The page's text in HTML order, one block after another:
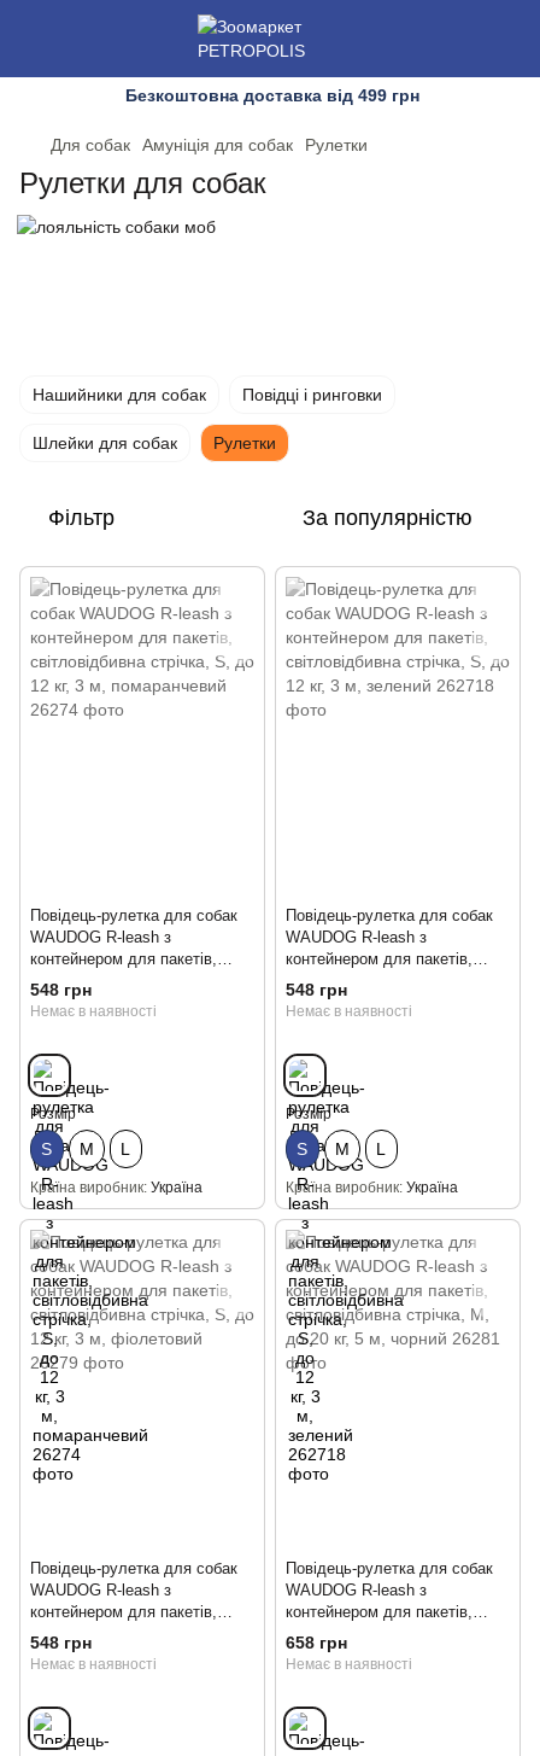
Безкоштовна доставка від 499 грн
Для собак Амуніція для собак Рулетки
Рулетки для собак
Нашийники для собак Повідці і ринговки
Шлейки для собак Рулетки
Фільтр За популярністю
Повідець-рулетка для собак
WAUDOG R-leash з
контейнером для пакетів,
світловідбивна стрічка, S, до
12 кг, 3 м, помаранчевий
548 грн
Немає в наявності
Розмір
S М L
Країна виробник Україна
Повідець-рулетка для собак
WAUDOG R-leash з
контейнером для пакетів,
світловідбивна стрічка, S, до
12 кг, 3 м, зелений
548 грн
Немає в наявності
Розмір
S М L
Країна виробник Україна
Повідець-рулетка для собак
WAUDOG R-leash з
контейнером для пакетів,
світловідбивна стрічка, S, до
12 кг, 3 м, фіолетовий
548 грн
Немає в наявності
Повідець-рулетка для собак
WAUDOG R-leash з
контейнером для пакетів,
світловідбивна стрічка, М, до
20 кг, 5 м, чорний
658 грн
Немає в наявності